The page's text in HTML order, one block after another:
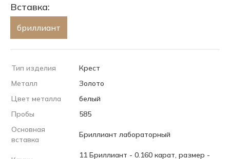
Вставка:
бриллиант
Тип изделия
Крест
Металл
Золото
Цвет металла
белый
Пробы
585
Основная
вставка
Бриллиант лабораторный
11 Бриллиант - 0.160 карат, размер -